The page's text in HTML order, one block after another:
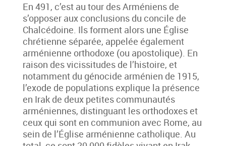
En 491, c’est au tour des Arméniens de
s’opposer aux conclusions du concile de
Chalcédoine. Ils forment alors une Église
chrétienne séparée, appelée également
arménienne orthodoxe (ou apostolique). En
raison des vicissitudes de l’histoire, et
notamment du génocide arménien de 1915,
l’exode de populations explique la présence
en Irak de deux petites communautés
arméniennes, distinguant les orthodoxes et
ceux qui sont en communion avec Rome, au
sein de l’Église arménienne catholique. Au